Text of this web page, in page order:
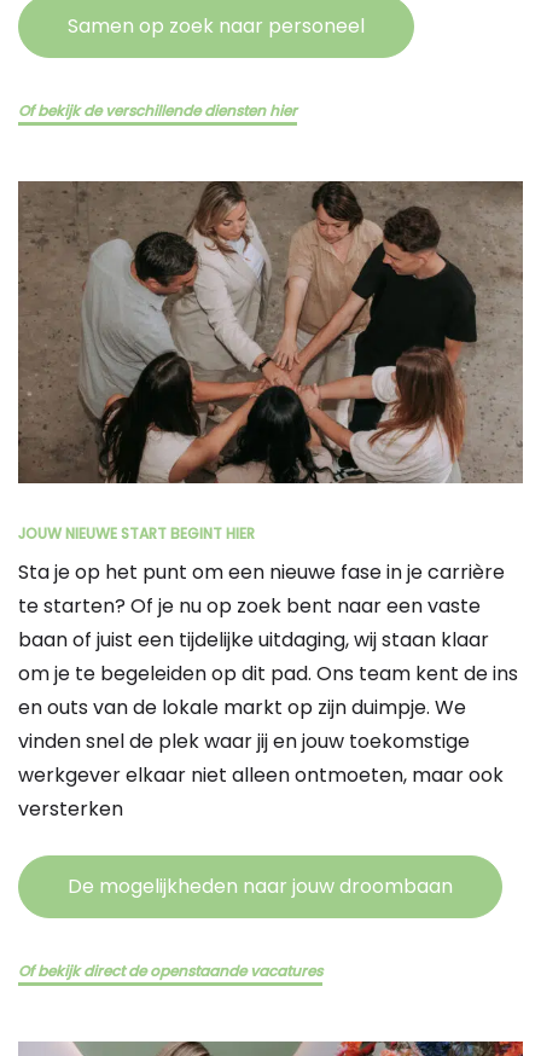
Samen op zoek naar personeel
Of bekijk de verschillende diensten hier
JOUW NIEUWE START BEGINT HIER
Sta je op het punt om een nieuwe fase in je carrière
te starten? Of je nu op zoek bent naar een vaste
baan of juist een tijdelijke uitdaging, wij staan klaar
om je te begeleiden op dit pad. Ons team kent de ins
en outs van de lokale markt op zijn duimpje. We
vinden snel de plek waar jij en jouw toekomstige
werkgever elkaar niet alleen ontmoeten, maar ook
versterken
De mogelijkheden naar jouw droombaan
Of bekijk direct de openstaande vacatures